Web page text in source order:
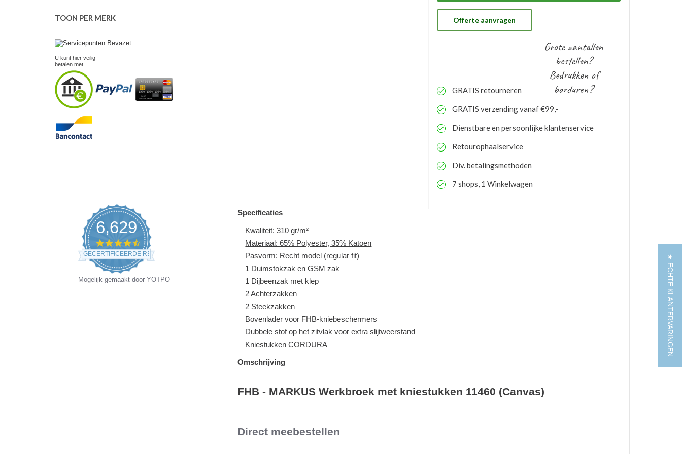
TOON PER MERK
U kunt hier veilig
betalen met
6,629
4.5
star
rating
GECERTIFICEERDE REVIEWS
Mogelijk gemaakt door YOTPO
eventuele nabestellingen is uw voorraad bekend en
kunt u de logo’s toepassen op elk gewenste artikel.
Offerte aanvragen
Grote aantallen
bestellen?
Bedrukken of
borduren?
GRATIS retourneren
GRATIS verzending vanaf €99,-
Dienstbare en persoonlijke klantenservice
Retourophaalservice
Div. betalingsmethoden
7 shops, 1 Winkelwagen
Specificaties
Kwaliteit: 310 gr/m²
Materiaal: 65% Polyester, 35% Katoen
Pasvorm: Recht model (regular fit)
1 Duimstokzak en GSM zak
1 Dijbeenzak met klep
2 Achterzakken
2 Steekzakken
Bovenlader voor FHB-kniebeschermers
Dubbele stof op het zitvlak voor extra slijtweerstand
Kniestukken CORDURA
Omschrijving
FHB - MARKUS Werkbroek met kniestukken 11460 (Canvas)
Slideshow
Direct meebestellen
★ ECHTE KLANTERVARINGEN